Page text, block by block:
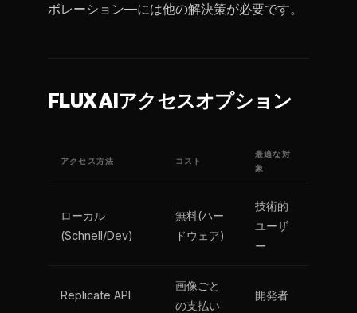
ボレーション—には他の解決策が必要です。
FLUX AIアクセスオプション
アクセス方法 コスト
最適な対
象
ローカル
(Schnell/Dev)
無料(ハー
ドウェア)
技術的
ユーザ
ー
Replicate API
画像ごと
の支払い
開発者